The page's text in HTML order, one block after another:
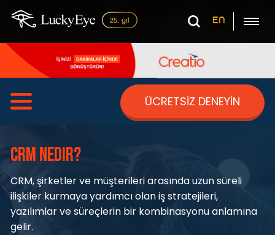
EN
ÜCRETSİZ DENEYİN
CRM Nedir?
CRM, şirketler ve müşterileri arasında uzun süreli
ilişkiler kurmaya yardımcı olan iş stratejileri,
yazılımlar ve süreçlerin bir kombinasyonu anlamına
gelir.